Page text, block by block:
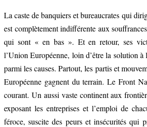
La caste de banquiers et bureaucrates qui
est complètement indifférente aux
qui sont « en bas ». Et en retour, ses
l’Union Européenne, loin d’être la solution
parmi les causes. Partout, les partis et
Européenne gagnent du terrain. Le Front
courant. Un aussi vaste continent aux
exposant les entreprises et l’emploi de
féroce, suscite des peurs et insécurités qui